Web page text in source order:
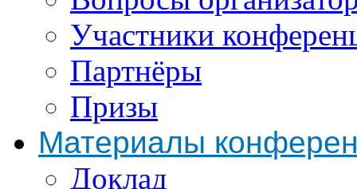
Участники
Партнёры
Призы
Материалы
Доклад